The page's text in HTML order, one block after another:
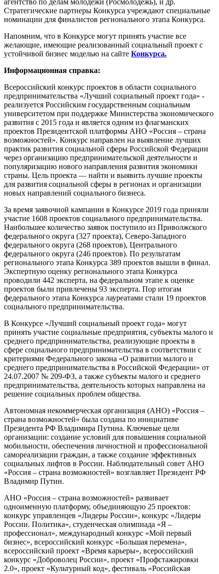
Стратегические партнеры Конкурса учреждают специальные
номинации для финалистов регионального этапа Конкурса.
Напомним, что в Конкурсе могут принять участие все
желающие, имеющие реализованный социальный проект с
устойчивой бизнес моделью на сайте Конкурса.
Информационная справка:
Всероссийский конкурс проектов в области социального
предпринимательства «Лучший социальный проект года» -
реализуется Российским государственным социальным
университетом при поддержке Министерства экономического
развития с 2015 года и является одним из флагманских
проектов Президентской платформы АНО «Россия – страна
возможностей». Конкурс направлен на выявление лучших
практик развития социальной сферы Российской Федерации
через организацию предпринимательской деятельности и
популяризацию нового направления развития экономики
страны. Цель проекта — найти и выявить лучшие проекты
для развития социальной сферы в регионах и организации
новых направлений социального бизнеса.
За время заявочной кампании в Конкурсе 2019 года приняли
участие 1608 проектов социального предпринимательства.
Наибольшее количество заявок поступило из Приволжского
федерального округа (327 проекта), Северо-Западного
федерального округа (268 проектов), Центрального
федерального округа (246 проектов). По результатам
регионального этапа Конкурса 389 проектов вышли в финал.
Экспертную оценку регионального этапа Конкурса
проводили 442 эксперта, на федеральном этапе к оценке
проектов были привлечены 93 эксперта. Пор итогам
федерального этапа Конкурса лауреатами стали 19 проектов
социального предпринимательства.
В Конкурсе «Лучший социальный проект года» могут
принять участие социальные предприятия, субъекты малого и
среднего предпринимательства, реализующие проекты в
сфере социального предпринимательства в соответствии с
критериями Федерального закона «О развитии малого и
среднего предпринимательства в Российской Федерации» от
24.07.2007 № 209-ФЗ, а также субъекты малого и среднего
предпринимательства, деятельность которых направлена на
решение социальных проблем общества.
Автономная некоммерческая организация (АНО) «Россия –
страна возможностей» была создана по инициативе
Президента РФ Владимира Путина. Ключевые цели
организации: создание условий для повышения социальной
мобильности, обеспечения личностной и профессиональной
самореализации граждан, а также создание эффективных
социальных лифтов в России. Наблюдательный совет АНО
«Россия – страна возможностей» возглавляет Президент РФ
Владимир Путин.
АНО «Россия – страна возможностей» развивает
одноименную платформу, объединяющую 25 проектов:
конкурс управленцев «Лидеры России», конкурс «Лидеры
России. Политика», студенческая олимпиада «Я –
профессионал», международный конкурс «Мой первый
бизнес», всероссийский конкурс «Большая перемена»,
всероссийский проект «Время карьеры», всероссийский
конкурс «Доброволец России», проект «Профстажировки
2.0», проект «Культурный код», фестиваль «Российская